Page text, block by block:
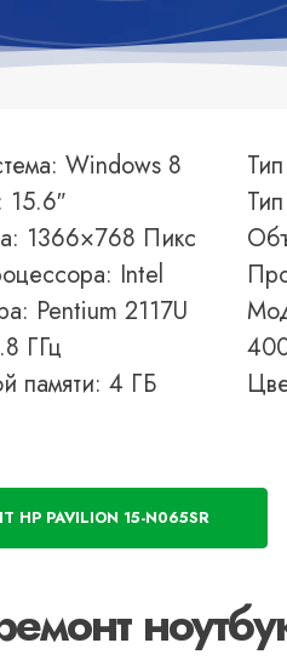
Windows 8
15.6″
1366×768 Пикс
Intel
Pentium 2117U
ГГц
памяти: 4 ГБ
PAVILION 15-N065SR